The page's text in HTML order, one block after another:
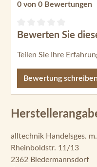
0 von 0 Bewertungen
Durchschnittliche
Bewerten Sie
Teilen Sie Ihre
Bewertung schreiben
alltechnik Handelsges.
Rheinboldstr. 11/13
2362 Biedermannsdorf